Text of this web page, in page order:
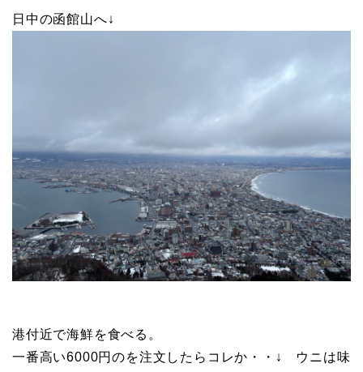
日中の函館山へ↓
港付近で海鮮を食べる。
一番高い6000円のを注文したらコレか・・↓ ウニは味